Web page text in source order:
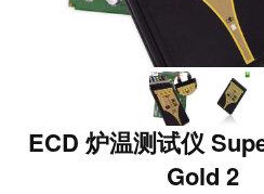
ECD 炉温测试仪
Gold 2